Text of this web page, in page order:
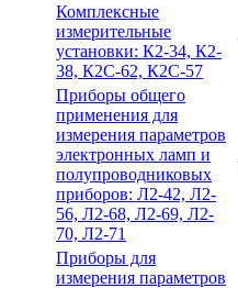
Комплексные
измерительные
установки: К2-34, К2-
38, К2С-62, К2С-57
Приборы общего
применения для
измерения параметров
электронных ламп и
полупроводниковых
приборов: Л2-42, Л2-
56, Л2-68, Л2-69, Л2-
70, Л2-71
Приборы для
измерения параметров